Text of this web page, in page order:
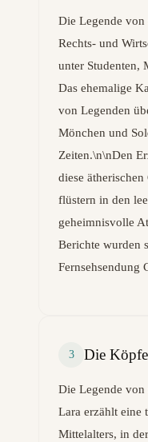
Die Legende von
Rechts- und
unter Studenten,
Das ehemalige
von Legenden
Mönchen und
Zeiten.\n\nDen
diese
flüstern in den
geheimnisvolle
Berichte wurden
Fernsehsendung
3 Die
Die Legende
Lara erzählt eine
Mittelalters, in